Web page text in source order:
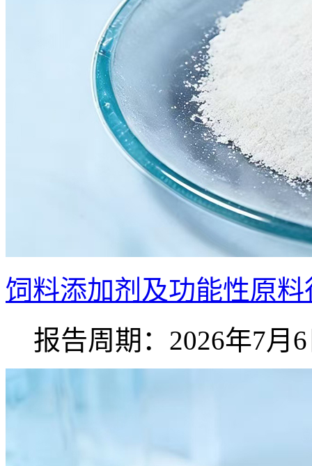
饲料添加剂及功能性原
报告周期：2026年7月